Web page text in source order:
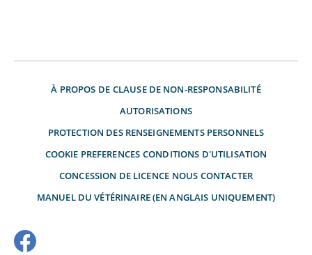
À PROPOS DE CLAUSE DE NON-RESPONSABILITÉ
AUTORISATIONS
PROTECTION DES RENSEIGNEMENTS PERSONNELS
COOKIE PREFERENCES CONDITIONS D'UTILISATION
CONCESSION DE LICENCE NOUS CONTACTER
MANUEL DU VÉTÉRINAIRE (EN ANGLAIS UNIQUEMENT)